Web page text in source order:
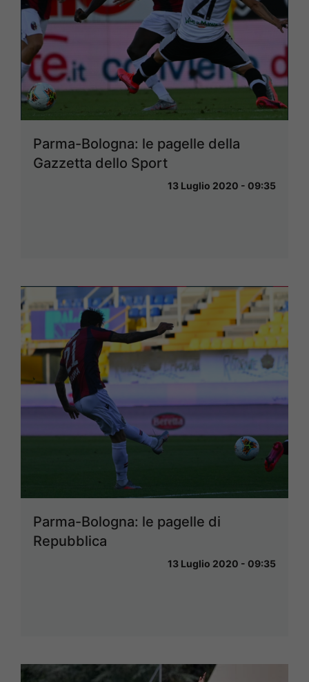
Parma-Bologna: le pagelle della
Gazzetta dello Sport
13 Luglio 2020 - 09:35
Parma-Bologna: le pagelle di
Repubblica
13 Luglio 2020 - 09:35